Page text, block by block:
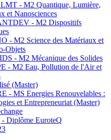
- M2 Quantique, Lumière,
et Nanosciences
- M2 Dispositifs
- M2 Science des Matériaux et
Objets
- M2 Mécanique des Solides
- M2 Eau, Pollution de l'Air et
(Master)
- MS Energies Renouvelables :
et Entrepreneuriat (Master)
- Diplôme EuroteQ